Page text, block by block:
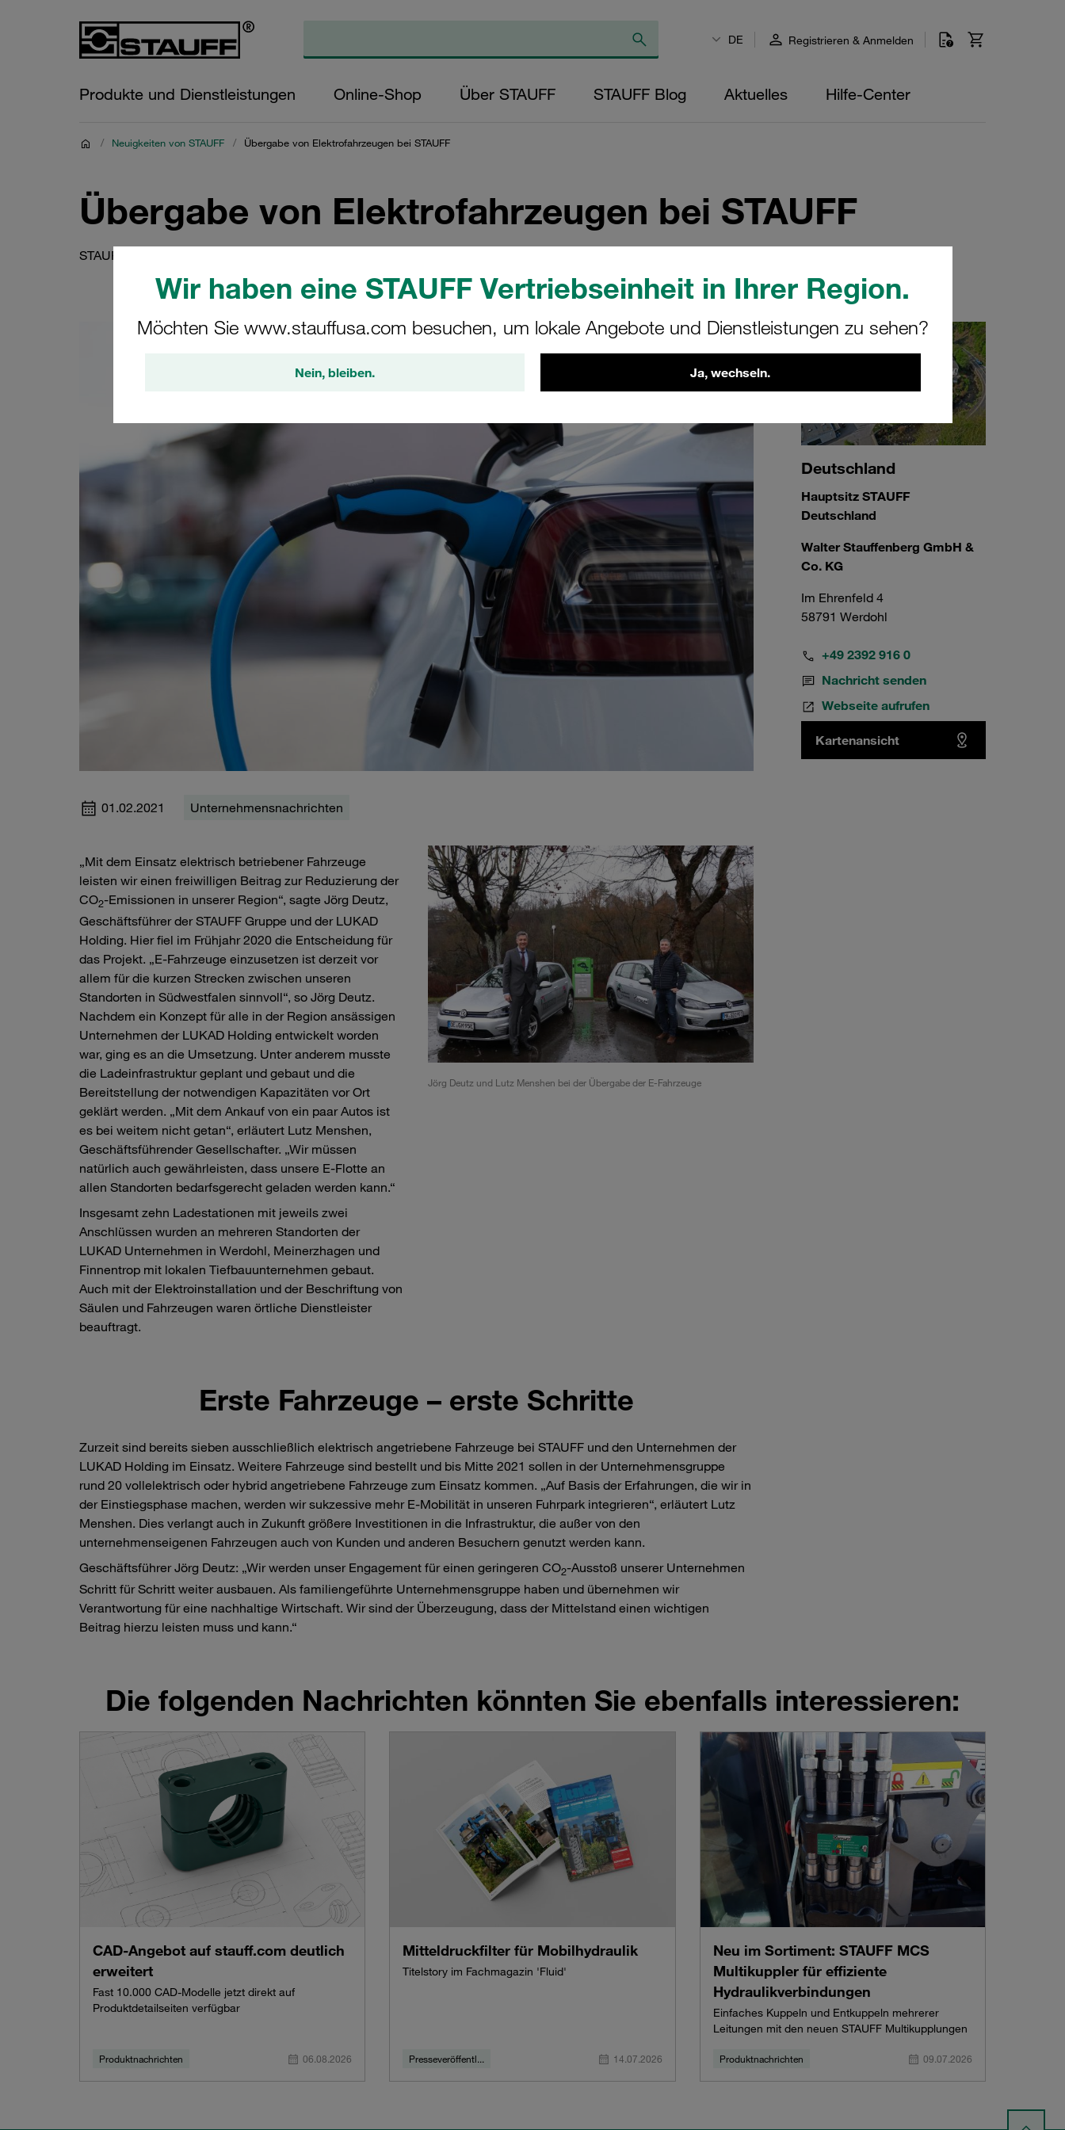
Wir haben eine STAUFF Vertriebseinheit in Ihrer Region.
Möchten Sie www.stauffusa.com besuchen, um lokale Angebote und Dienstleistungen zu sehen?
Nein, bleiben. Ja, wechseln.
DE Registrieren & Anmelden
Produkte und Dienstleistungen Online-Shop Über STAUFF STAUFF Blog Aktuelles Hilfe-Center
/ Neuigkeiten von STAUFF / Übergabe von Elektrofahrzeugen bei STAUFF
Übergabe von Elektrofahrzeugen bei STAUFF
STAUFF und die weiteren Unternehmen der LUKAD Holding integrieren nach und nach Elektro- und Hybridfahrzeuge in ihren Fuhrpark.
01.02.2021 Unternehmensnachrichten
„Mit dem Einsatz elektrisch betriebener Fahrzeuge
leisten wir einen freiwilligen Beitrag zur Reduzierung der
CO2-Emissionen in unserer Region“, sagte Jörg Deutz,
Geschäftsführer der STAUFF Gruppe und der LUKAD
Holding. Hier fiel im Frühjahr 2020 die Entscheidung für
das Projekt. „E-Fahrzeuge einzusetzen ist derzeit vor
allem für die kurzen Strecken zwischen unseren
Standorten in Südwestfalen sinnvoll“, so Jörg Deutz.
Nachdem ein Konzept für alle in der Region ansässigen
Unternehmen der LUKAD Holding entwickelt worden
war, ging es an die Umsetzung. Unter anderem musste
die Ladeinfrastruktur geplant und gebaut und die
Bereitstellung der notwendigen Kapazitäten vor Ort
geklärt werden. „Mit dem Ankauf von ein paar Autos ist
es bei weitem nicht getan“, erläutert Lutz Menshen,
Geschäftsführender Gesellschafter. „Wir müssen
natürlich auch gewährleisten, dass unsere E-Flotte an
allen Standorten bedarfsgerecht geladen werden kann.“
Insgesamt zehn Ladestationen mit jeweils zwei
Anschlüssen wurden an mehreren Standorten der
LUKAD Unternehmen in Werdohl, Meinerzhagen und
Finnentrop mit lokalen Tiefbauunternehmen gebaut.
Auch mit der Elektroinstallation und der Beschriftung von
Säulen und Fahrzeugen waren örtliche Dienstleister
beauftragt.
Jörg Deutz und Lutz Menshen bei der Übergabe der E-Fahrzeuge
Erste Fahrzeuge – erste Schritte
Zurzeit sind bereits sieben ausschließlich elektrisch angetriebene Fahrzeuge bei STAUFF und den Unternehmen der
LUKAD Holding im Einsatz. Weitere Fahrzeuge sind bestellt und bis Mitte 2021 sollen in der Unternehmensgruppe
rund 20 vollelektrisch oder hybrid angetriebene Fahrzeuge zum Einsatz kommen. „Auf Basis der Erfahrungen, die wir in
der Einstiegsphase machen, werden wir sukzessive mehr E-Mobilität in unseren Fuhrpark integrieren“, erläutert Lutz
Menshen. Dies verlangt auch in Zukunft größere Investitionen in die Infrastruktur, die außer von den
unternehmenseigenen Fahrzeugen auch von Kunden und anderen Besuchern genutzt werden kann.
Geschäftsführer Jörg Deutz: „Wir werden unser Engagement für einen geringeren CO2-Ausstoß unserer Unternehmen
Schritt für Schritt weiter ausbauen. Als familiengeführte Unternehmensgruppe haben und übernehmen wir
Verantwortung für eine nachhaltige Wirtschaft. Wir sind der Überzeugung, dass der Mittelstand einen wichtigen
Beitrag hierzu leisten muss und kann.“
Deutschland
Hauptsitz STAUFF
Deutschland
Walter Stauffenberg GmbH &
Co. KG
Im Ehrenfeld 4
58791 Werdohl
+49 2392 916 0
Nachricht senden
Webseite aufrufen
Kartenansicht
Die folgenden Nachrichten könnten Sie ebenfalls interessieren:
CAD-Angebot auf stauff.com deutlich
erweitert
Fast 10.000 CAD-Modelle jetzt direkt auf
Produktdetailseiten verfügbar
Produktnachrichten 06.08.2026
Mitteldruckfilter für Mobilhydraulik
Titelstory im Fachmagazin 'Fluid'
Presseveröffentl... 14.07.2026
Neu im Sortiment: STAUFF MCS
Multikuppler für effiziente
Hydraulikverbindungen
Einfaches Kuppeln und Entkuppeln mehrerer
Leitungen mit den neuen STAUFF Multikupplungen
Produktnachrichten 09.07.2026